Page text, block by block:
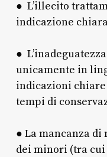
● L’illecito
indicazione
●
unicamente in
indicazioni
tempi di
● La mancanza
dei minori (tra cui